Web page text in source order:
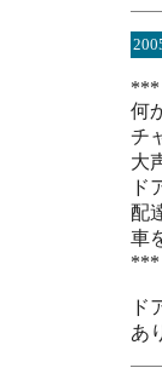
***
何
チ
大
ド
配
車
***
ド
あ